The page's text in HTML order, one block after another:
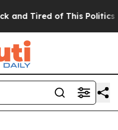
Tired of This Politics of